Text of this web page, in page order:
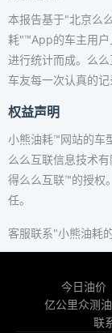
本报告基于"北京么
耗"™App的车主用户
进行统计而成。么
车友每一次认真的记
权益声明
小熊油耗™网站的车
么么互联信息技术
得么么互联™的授权
任。
客服联系"小熊油耗
今日油价
亿公里众测
联